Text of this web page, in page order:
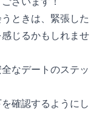
ときは、緊張した
じるかもしれませ
なデートのステッ
確認するようにし